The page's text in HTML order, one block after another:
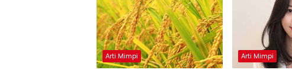
Arti Mimpi Arti Mimpi